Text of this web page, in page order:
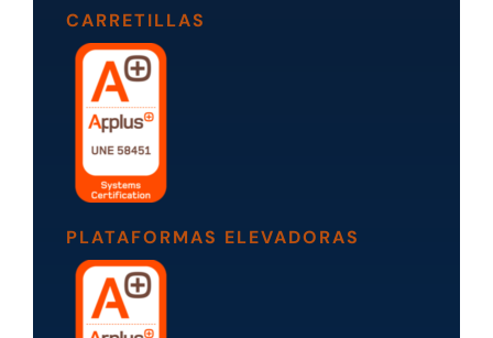
CARRETILLAS
PLATAFORMAS ELEVADORAS